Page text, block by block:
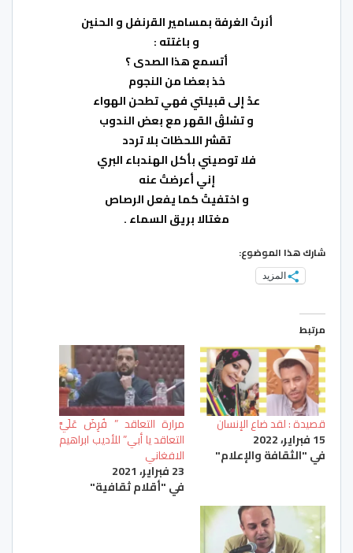
أنرتُ الغرفة بمسامير القرنفل و الحنين
و باغتته :
أتسمع هذا الصدى ؟
خذ بعضا من النجوم
عدْ إلى قبيلتي فهي تطحن الهواء
و تسْلقُ القهر مع بعض الندوب
تقشر اللحظات بلا تردد
فلا توصيني بأكل الهندباء البري
إني أعرضتُ عنه
و اختفيتُ كما يفعل الرصاص
مغتالا بريق السماء .
شارك هذا الموضوع:
المزيد
مرتبط
قصيدة : لقد ضاع الإنسان
15 فبراير، 2022
في "الثقافة والإعلام"
مرارة التعاقد ” فُرِضَ عَلَيَّ
التعاقد يا أبي” للأديب ابراهيم
الافغاني
23 فبراير، 2021
في "أقلام ثقافية"